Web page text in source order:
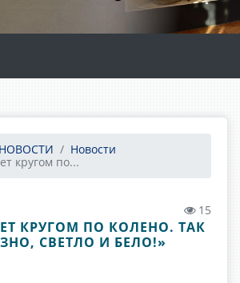
НОВОСТИ
Новости
кругом по...
15
КРУГОМ ПО КОЛЕНО. ТАК
СВЕТЛО И БЕЛО!»